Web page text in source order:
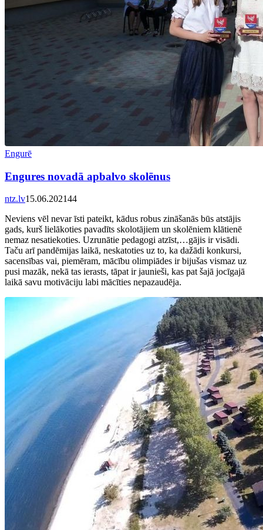
Engurē
Engures novadā apbalvo skolēnus
ntz.lv15.06.202144
Neviens vēl nevar īsti pateikt, kādus robus zināšanās būs atstājis
gads, kurš lielākoties pavadīts skolotājiem un skolēniem klātienē
nemaz nesatiekoties. Uzrunātie pedagogi atzīst,…gājis ir visādi.
Taču arī pandēmijas laikā, neskatoties uz to, ka dažādi konkursi,
sacensības vai, piemēram, mācību olimpiādes ir bijušas vismaz uz
pusi mazāk, nekā tas ierasts, tāpat ir jaunieši, kas pat šajā jocīgajā
laikā savu motivāciju labi mācīties nepazaudēja.